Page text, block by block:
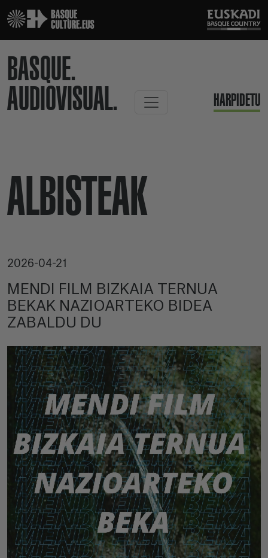
BASQUE.
AUDIOVISUAL.
HARPIDETU
ALBISTEAK
2026-04-21
MENDI FILM BIZKAIA TERNUA
BEKAK NAZIOARTEKO BIDEA
ZABALDU DU